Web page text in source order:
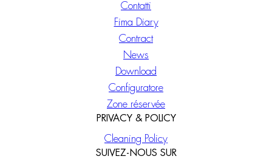
Contatti
Fima Diary
Contract
News
Download
Configuratore
Zone réservée
PRIVACY & POLICY
Cleaning Policy
SUIVEZ-NOUS SUR